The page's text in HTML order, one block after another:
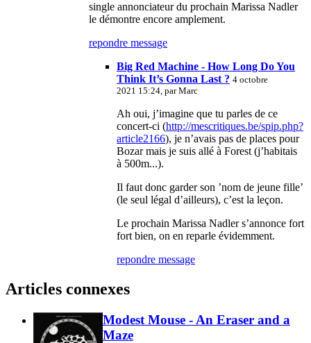
single annonciateur du prochain Marissa Nadler
le démontre encore amplement.
repondre message
Big Red Machine - How Long Do You
Think It’s Gonna Last ? 4 octobre
2021 15:24, parMarc
Ah oui, j’imagine que tu parles de ce
concert-ci (http://mescritiques.be/spip.php?
article2166), je n’avais pas de places pour
Bozar mais je suis allé à Forest (j’habitais
à 500m...).
Il faut donc garder son ’nom de jeune fille’
(le seul légal d’ailleurs), c’est la leçon.
Le prochain Marissa Nadler s’annonce fort
fort bien, on en reparle évidemment.
repondre message
Articles connexes
Modest Mouse - An Eraser and a
Maze